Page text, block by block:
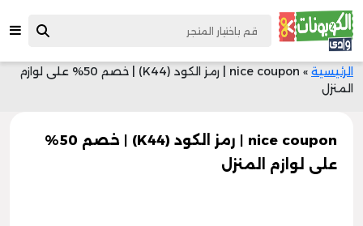
الرئيسية »
nice coupon | رمز الكود (K44) | خصم 50% على لوازم
المنزل
nice coupon | رمز الكود (K44) | خصم 50%
على لوازم المنزل